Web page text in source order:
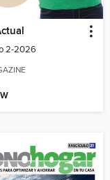
2-2026